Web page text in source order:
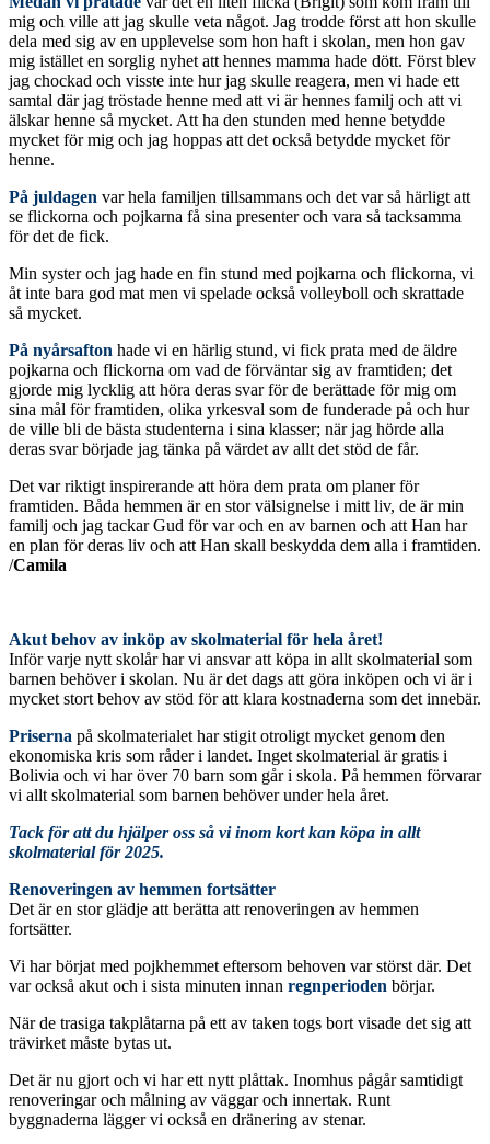
mig och ville att jag skulle veta något. Jag trodde först att hon skulle
dela med sig av en upplevelse som hon haft i skolan, men hon gav
mig istället en sorglig nyhet att hennes mamma hade dött. Först blev
jag chockad och visste inte hur jag skulle reagera, men vi hade ett
samtal där jag tröstade henne med att vi är hennes familj och att vi
älskar henne så mycket. Att ha den stunden med henne betydde
mycket för mig och jag hoppas att det också betydde mycket för
henne.
På juldagen var hela familjen tillsammans och det var så härligt att
se flickorna och pojkarna få sina presenter och vara så tacksamma
för det de fick.
Min syster och jag hade en fin stund med pojkarna och flickorna, vi
åt inte bara god mat men vi spelade också volleyboll och skrattade
så mycket.
På nyårsafton hade vi en härlig stund, vi fick prata med de äldre
pojkarna och flickorna om vad de förväntar sig av framtiden; det
gjorde mig lycklig att höra deras svar för de berättade för mig om
sina mål för framtiden, olika yrkesval som de funderade på och hur
de ville bli de bästa studenterna i sina klasser; när jag hörde alla
deras svar började jag tänka på värdet av allt det stöd de får.
Det var riktigt inspirerande att höra dem prata om planer för
framtiden. Båda hemmen är en stor välsignelse i mitt liv, de är min
familj och jag tackar Gud för var och en av barnen och att Han har
en plan för deras liv och att Han skall beskydda dem alla i framtiden.
/Camila
Akut behov av inköp av skolmaterial för hela året!
Inför varje nytt skolår har vi ansvar att köpa in allt skolmaterial som
barnen behöver i skolan. Nu är det dags att göra inköpen och vi är i
mycket stort behov av stöd för att klara kostnaderna som det innebär.
Priserna på skolmaterialet har stigit otroligt mycket genom den
ekonomiska kris som råder i landet. Inget skolmaterial är gratis i
Bolivia och vi har över 70 barn som går i skola. På hemmen förvarar
vi allt skolmaterial som barnen behöver under hela året.
Tack för att du hjälper oss så vi inom kort kan köpa in allt
skolmaterial för 2025.
Renoveringen av hemmen fortsätter
Det är en stor glädje att berätta att renoveringen av hemmen
fortsätter.
Vi har börjat med pojkhemmet eftersom behoven var störst där. Det
var också akut och i sista minuten innan regnperioden börjar.
När de trasiga takplåtarna på ett av taken togs bort visade det sig att
trävirket måste bytas ut.
Det är nu gjort och vi har ett nytt plåttak. Inomhus pågår samtidigt
renoveringar och målning av väggar och innertak. Runt
byggnaderna lägger vi också en dränering av stenar.